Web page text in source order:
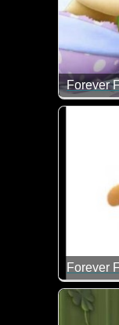
Forever
Frohe
Forever
Jetzt